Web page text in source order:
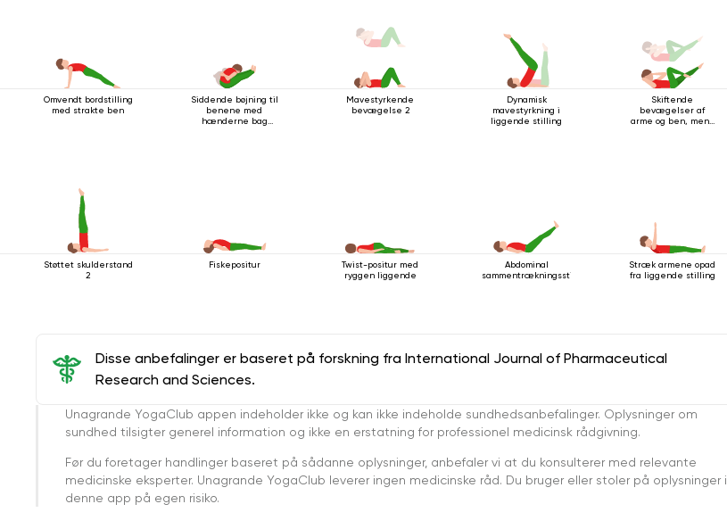
Omvendt bordstilling
med strakte ben
Siddende bøjning til
benene med
hænderne bag
Mavestyrkende
bevægelse 2
Dynamisk
mavestyrkning i
liggende stilling
Skiftende
bevægelser af
arme og ben, mens
Støttet skulderstand
2
Fiskepositur
Twist-positur med
ryggen liggende
Abdominal
sammentrækningsstilling
Stræk armene opad
fra liggende stilling
Disse anbefalinger er baseret på forskning fra International Journal of Pharmaceutical
Research and Sciences.
Unagrande YogaClub appen indeholder ikke og kan ikke indeholde sundhedsanbefalinger. Oplysninger om
sundhed tilsigter generel information og ikke en erstatning for professionel medicinsk rådgivning.
Før du foretager handlinger baseret på sådanne oplysninger, anbefaler vi at du konsulterer med relevante
medicinske eksperter. Unagrande YogaClub leverer ingen medicinske råd. Du bruger eller stoler på oplysninger i
denne app på egen risiko.